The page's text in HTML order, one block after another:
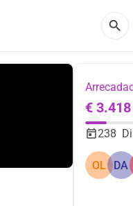
search
€ 3.418
238
OL DA